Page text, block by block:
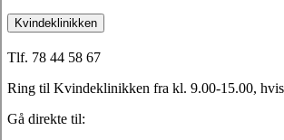
Kvindeklinikken
Tlf. 78 44 58 67
Ring til Kvindeklinikken fra kl. 9.00-15.00, hvis
Gå direkte til: